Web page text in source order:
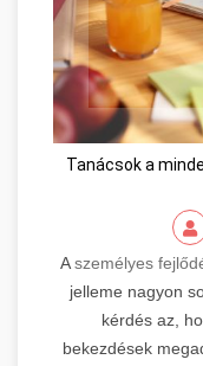
Tanácsok a
Aszemélyes
jelleme nagyon
kérdés az,
bekezdések